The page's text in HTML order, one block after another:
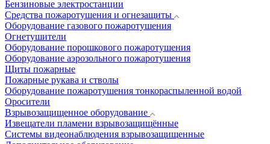
Бензиновые электростанции
Средства пожаротушения и огнезащиты
Оборудование газового пожаротушения
Огнетушители
Оборудование порошкового пожаротушения
Оборудование аэрозольного пожаротушения
Щиты пожарные
Пожарные рукава и стволы
Оборудование пожаротушения тонкораспыленной водой
Оросители
Взрывозащищенное оборудование
Извещатели пламени взрывозащищённые
Системы видеонаблюдения взрывозащищенные